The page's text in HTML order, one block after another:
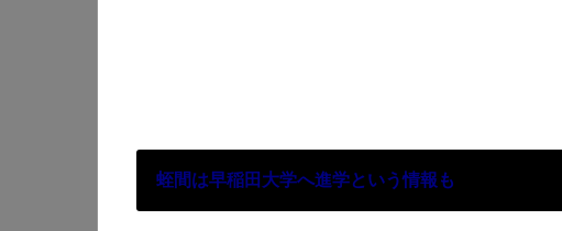
蛭間は早稲田大学へ進学という情報も